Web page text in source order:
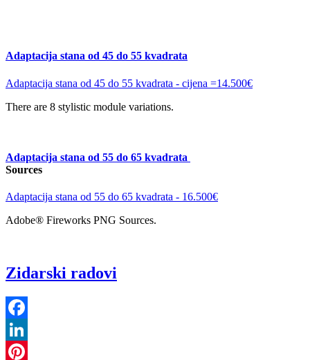
Adaptacija stana od 45 do 55 kvadrata
Adaptacija stana od 45 do 55 kvadrata - cijena =14.500€
There are 8 stylistic module variations.
Adaptacija stana od 55 do 65 kvadrata
Sources
Adaptacija stana od 55 do 65 kvadrata - 16.500€
Adobe® Fireworks PNG Sources.
Zidarski radovi
Facebook
LinkedIn